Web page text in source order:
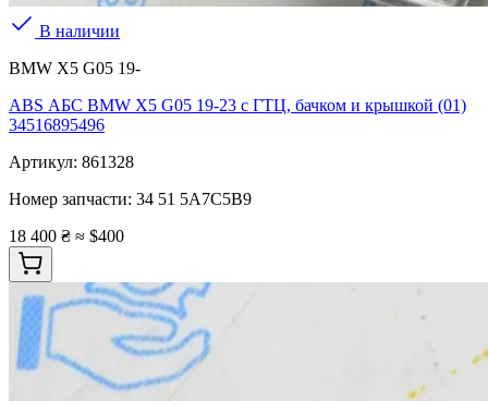
В наличии
BMW X5 G05 19-
ABS АБС BMW X5 G05 19-23 с ГТЦ, бачком и крышкой (01)
34516895496
Артикул: 861328
Номер запчасти: 34 51 5A7C5B9
18 400 ₴ ≈ $400